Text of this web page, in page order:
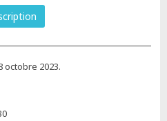
octobre 2023.